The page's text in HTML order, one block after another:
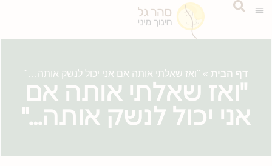
דף הבית » "ואז שאלתי אותה אם אני יכול לנשק אותה…"
"ואז שאלתי אותה אם
אני יכול לנשק אותה…"